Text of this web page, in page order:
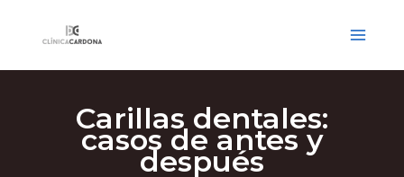
Carillas dentales:
casos de antes y
después